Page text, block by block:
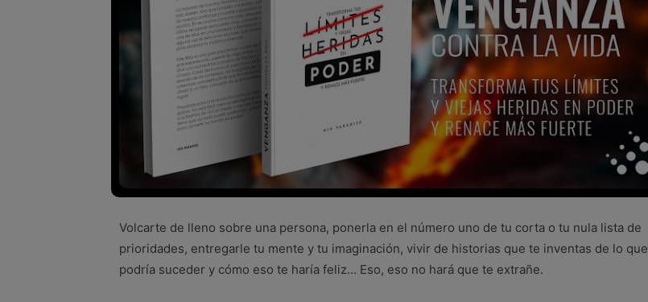
Volcarte de lleno sobre una persona, ponerla en el número uno de tu corta o tu nula lista de
prioridades, entregarle tu mente y tu imaginación, vivir de historias que te inventas de lo que
podría suceder y cómo eso te haría feliz… Eso, eso no hará que te extrañe.